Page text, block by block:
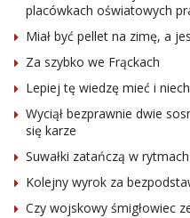
placówkach oświatowych
Miał być pellet na zimę, a
Za szybko we Frąckach
Lepiej tę wiedzę mieć i
Wyciął bezprawnie dwie
się karze
Suwałki zatańczą w
Kolejny wyrok za
Czy wojskowy śmigłowiec